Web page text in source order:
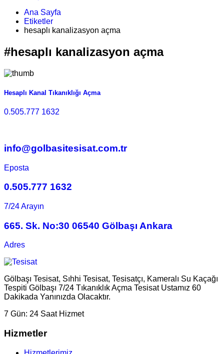
Ana Sayfa
Etiketler
hesaplı kanalizasyon açma
#hesaplı kanalizasyon açma
Hesaplı Kanal Tıkanıklığı Açma
0.505.777 1632
info@golbasitesisat.com.tr
Eposta
0.505.777 1632
7/24 Arayın
665. Sk. No:30 06540 Gölbaşı Ankara
Adres
Gölbaşı Tesisat, Sıhhi Tesisat, Tesisatçı, Kameralı Su Kaçağı
Tespiti Gölbaşı 7/24 Tıkanıklık Açma Tesisat Ustamız 60
Dakikada Yanınızda Olacaktır.
7 Gün: 24 Saat Hizmet
Hizmetler